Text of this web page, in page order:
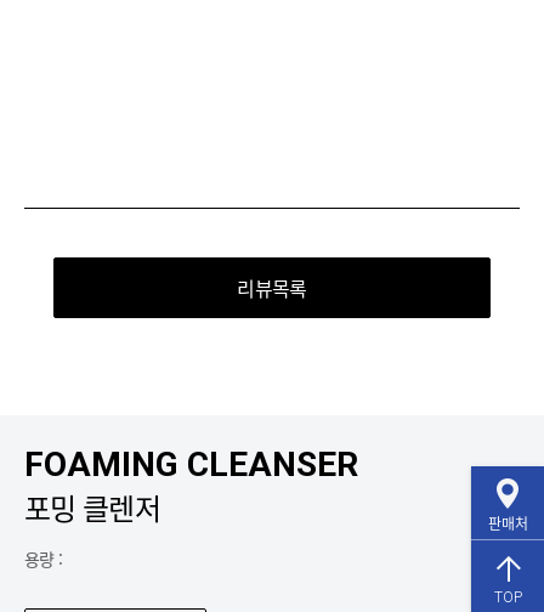
리뷰목록
FOAMING CLEANSER
포밍 클렌저
용량 :
판매처
TOP